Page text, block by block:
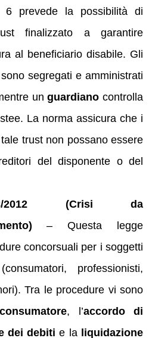
6 prevede la possibilità di
finalizzato a garantire
al beneficiario disabile. Gli
segregati e amministrati
unguardiano controlla
La norma assicura che i
trust non possano essere
del disponente o del
2012 (Crisi da
– Questa legge
concorsuali per i soggetti
professionisti,
Tra le procedure vi sono
, l’accordo di
dei debiti e la liquidazione